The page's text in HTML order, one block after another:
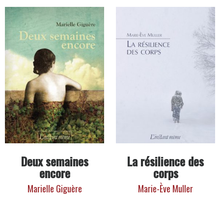
Deux semaines
encore
Marielle Giguère
La résilience des
corps
Marie-Ève Muller